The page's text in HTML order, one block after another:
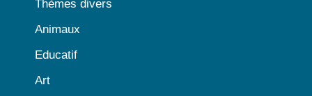
Thèmes divers
Animaux
Educatif
Art